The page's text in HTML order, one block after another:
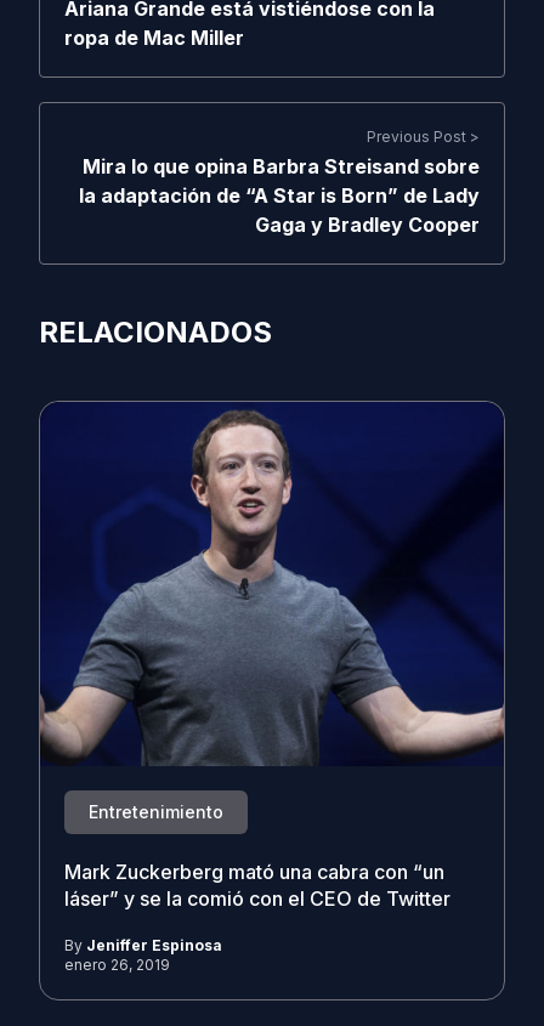
Ariana Grande está vistiéndose con la
ropa de Mac Miller
Previous Post >
Mira lo que opina Barbra Streisand sobre
la adaptación de “A Star is Born” de Lady
Gaga y Bradley Cooper
RELACIONADOS
Entretenimiento
Mark Zuckerberg mató una cabra con “un
láser” y se la comió con el CEO de Twitter
By Jeniffer Espinosa
enero 26, 2019